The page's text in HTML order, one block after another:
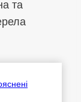
та